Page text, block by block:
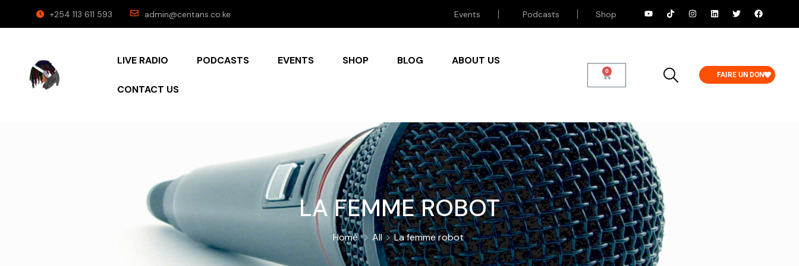
+254 113 611 593 admin@centans.co.ke Events Podcasts Shop
LIVE RADIO PODCASTS EVENTS SHOP BLOG ABOUT US
CONTACT US
0 FAIRE UN DON
LA FEMME ROBOT
Home All La femme robot